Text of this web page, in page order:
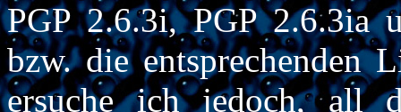
PGP 2.6.3i, PGP 2.6.3ia
bzw. die entsprechenden
ersuche ich jedoch, all